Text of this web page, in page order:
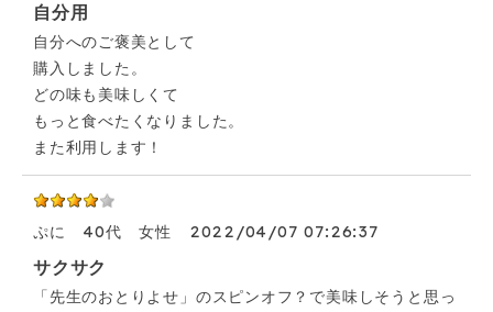
自分用
自分へのご褒美として
購入しました。
どの味も美味しくて
もっと食べたくなりました。
また利用します！
ぷに 40代 女性 2022/04/07 07:26:37
サクサク
「先生のおとりよせ」のスピンオフ？で美味しそうと思っ